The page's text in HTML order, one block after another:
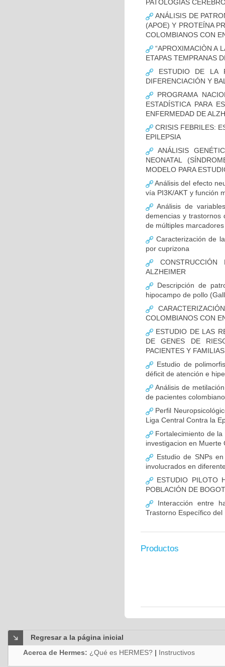
PATOLOGÍAS
ANÁLISIS DE
(APOE) Y PROTEÍNA
COLOMBIANOS CON
“APROXIMACIÒN A
ETAPAS TEMPRANAS
ESTUDIO DE LA
DIFERENCIACIÓN Y
PROGRAMA
ESTADÍSTICA PARA
ENFERMEDAD DE
CRISIS FEBRILES:
EPILEPSIA
ANÁLISIS
NEONATAL
MODELO PARA
Análisis del efecto
vía PI3K/AKT y función
Análisis de
demencias y trastornos
de múltiples
Caracterización de
por cuprizona
ALZHEIMER
Descripción de
hipocampo de pollo
COLOMBIANOS CON
ESTUDIO DE LAS
DE GENES DE
PACIENTES Y
Estudio de
déficit de atención e
Análisis de
de pacientes
Perfil
Liga Central Contra la
Fortalecimiento de la
investigacion en Muerte
Estudio de SNPs
involucrados en
ESTUDIO PILOTO
POBLACIÓN DE
Interacción entre
Trastorno Específico del
Productos
Regresar a la página inicial
Acerca de Hermes: ¿Qué es HERMES? | Instructivos